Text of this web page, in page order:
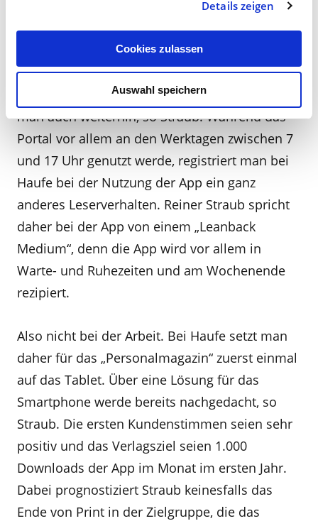
Details zeigen
Cookies zulassen
Auswahl speichern
Neben Print-Titel und App gibt es das
Personalportal, das natürlich auch responsive
ist, also für Mobilgeräte und Smartphones
optimiert. Auf dieses kostenlose Angebot setze
man auch weiterhin, so Straub. Während das
Portal vor allem an den Werktagen zwischen 7
und 17 Uhr genutzt werde, registriert man bei
Haufe bei der Nutzung der App ein ganz
anderes Leserverhalten. Reiner Straub spricht
daher bei der App von einem „Leanback
Medium“, denn die App wird vor allem in
Warte- und Ruhezeiten und am Wochenende
rezipiert.
Also nicht bei der Arbeit. Bei Haufe setzt man
daher für das „Personalmagazin“ zuerst einmal
auf das Tablet. Über eine Lösung für das
Smartphone werde bereits nachgedacht, so
Straub. Die ersten Kundenstimmen seien sehr
positiv und das Verlagsziel seien 1.000
Downloads der App im Monat im ersten Jahr.
Dabei prognostiziert Straub keinesfalls das
Ende von Print in der Zielgruppe, die das